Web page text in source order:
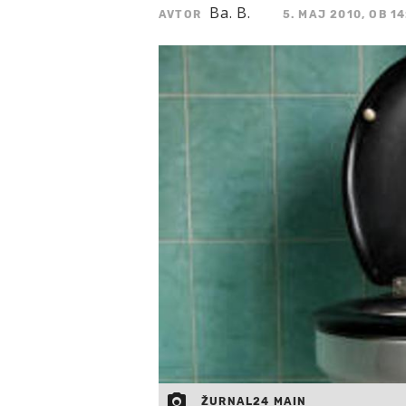
AVTOR Ba. B. 5. MAJ 2010, OB
ŽURNAL24 MAIN